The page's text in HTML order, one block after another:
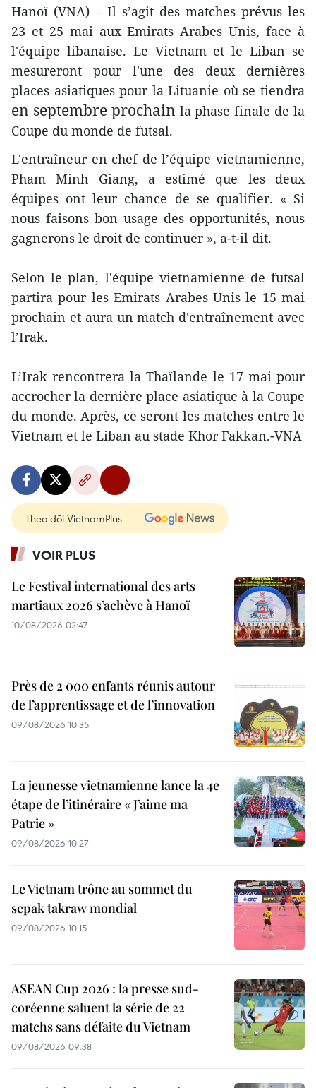
Hanoï (VNA) – Il s’agit des matches prévus les
23 et 25 mai aux Emirats Arabes Unis, face à
l'équipe libanaise. Le Vietnam et le Liban se
mesureront pour l'une des deux dernières
places asiatiques pour la Lituanie où se tiendra
en septembre prochain la phase finale de la
Coupe du monde de futsal.
L'entraîneur en chef de l’équipe vietnamienne,
Pham Minh Giang, a estimé que les deux
équipes ont leur chance de se qualifier. « Si
nous faisons bon usage des opportunités, nous
gagnerons le droit de continuer », a-t-il dit.
Selon le plan, l'équipe vietnamienne de futsal
partira pour les Emirats Arabes Unis le 15 mai
prochain et aura un match d'entraînement avec
l’Irak.
L’Irak rencontrera la Thaïlande le 17 mai pour
accrocher la dernière place asiatique à la Coupe
du monde. Après, ce seront les matches entre le
Vietnam et le Liban au stade Khor Fakkan.-VNA
Theo dõi VietnamPlus
VOIR PLUS
Le Festival international des arts
martiaux 2026 s’achève à Hanoï
10/08/2026 02:47
Près de 2 000 enfants réunis autour
de l’apprentissage et de l’innovation
09/08/2026 10:35
La jeunesse vietnamienne lance la 4e
étape de l’itinéraire « J’aime ma
Patrie »
09/08/2026 10:27
Le Vietnam trône au sommet du
sepak takraw mondial
09/08/2026 10:15
ASEAN Cup 2026 : la presse sud-
coréenne saluent la série de 22
matchs sans défaite du Vietnam
09/08/2026 09:38